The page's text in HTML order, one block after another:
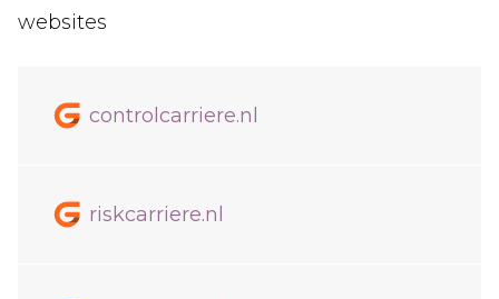
websites
controlcarriere.nl
riskcarriere.nl